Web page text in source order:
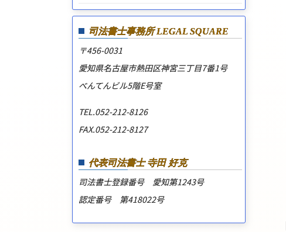
司法書士事務所LEGAL SQUARE
〒456-0031
愛知県名古屋市熱田区神宮三丁目7番1号
べんてんビル5階E号室
TEL.052-212-8126
FAX.052-212-8127
代表司法書士 寺田 好克
司法書士登録番号 愛知第1243号
認定番号 第418022号